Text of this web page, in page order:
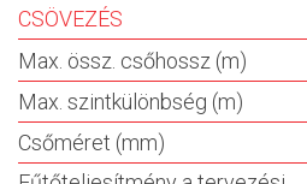
CSÖVEZÉS
Max. össz. csőhossz (m)
Max. szintkülönbség (m)
Csőméret (mm)